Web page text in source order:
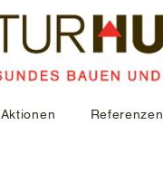
Aktionen Referenzen